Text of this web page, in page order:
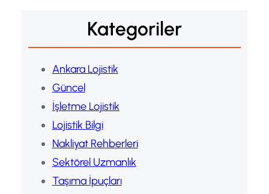
Kategoriler
Ankara Lojistik
Güncel
İşletme Lojistik
Lojistik Bilgi
Nakliyat Rehberleri
Sektörel Uzmanlık
Taşıma İpuçları